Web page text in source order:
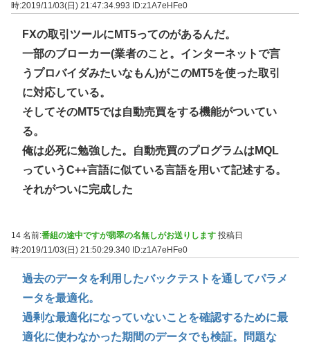
時:2019/11/03(日) 21:47:34.993
ID:z1A7eHFe0
FXの取引ツールにMT5ってのがあるんだ。
一部のブローカー(業者のこと。インターネットで言
うプロバイダみたいなもん)がこのMT5を使った取引
に対応している。
そしてそのMT5では自動売買をする機能がついてい
る。
俺は必死に勉強した。自動売買のプログラムはMQL
っていうC++言語に似ている言語を用いて記述する。
それがついに完成した
14 名前:番組の途中ですが翡翠の名無しがお送りします 投稿日
時:2019/11/03(日) 21:50:29.340 ID:z1A7eHFe0
過去のデータを利用したバックテストを通してパラメ
ータを最適化。
過剰な最適化になっていないことを確認するために最
適化に使わなかった期間のデータでも検証。問題な